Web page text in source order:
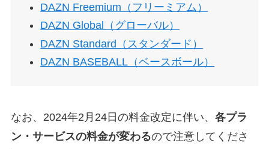
DAZN Freemium（フリーミアム）
DAZN Global（グローバル）
DAZN Standard（スタンダード）
DAZN BASEBALL（ベースボール）
なお、2024年2月24日の料金改定に伴い、 各プラ
ン・サービスの料金が変わるので注意してくださ